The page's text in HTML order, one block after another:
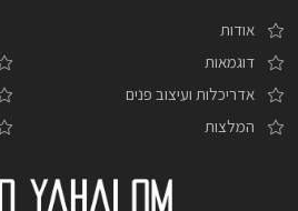
אודות
דוגמאות
אדריכלות ועיצוב פנים
המלצות